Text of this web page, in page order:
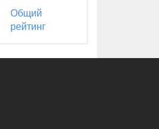
Общий
рейтинг